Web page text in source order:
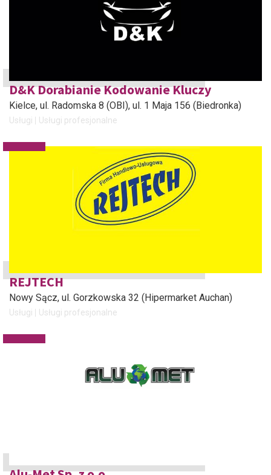
D&K Dorabianie Kodowanie Kluczy
Kielce, ul. Radomska 8 (OBI), ul. 1 Maja 156 (Biedronka)
Usługi Usługi profesjonalne
REJTECH
Nowy Sącz, ul. Gorzkowska 32 (Hipermarket Auchan)
Usługi Usługi profesjonalne